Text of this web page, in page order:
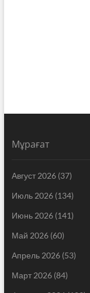
Мұрағат
Август 2026(37)
Июль 2026(134)
Июнь 2026(141)
Май 2026(60)
Апрель 2026(53)
Март 2026(84)